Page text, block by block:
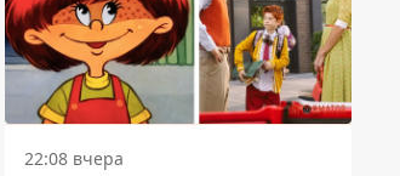
22:08 вчера